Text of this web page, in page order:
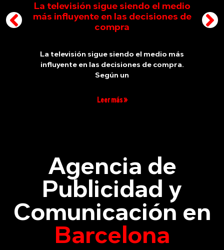
La televisión sigue siendo el medio
más influyente en las decisiones de
compra
La televisión sigue siendo el medio más
influyente en las decisiones de compra.
Según un
Leer más »
Agencia de
Publicidad y
Comunicación en
Barcelona